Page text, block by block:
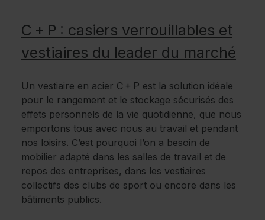
C + P : casiers verrouillables et
vestiaires du leader du marché
Un vestiaire en acier C + P est la solution idéale
pour le rangement et le stockage sécurisés des
effets personnels de la vie quotidienne, que nous
emportons tous avec nous au travail et pendant
nos loisirs. C’est pourquoi l’on a besoin de
mobilier adapté dans les salles de travail et de
repos des entreprises, dans les vestiaires
collectifs des clubs de sport ou encore dans les
bâtiments publics.